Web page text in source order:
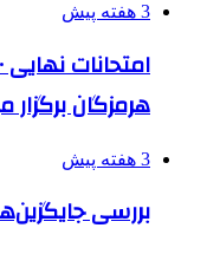
3 هفته پیش
هرمزگان
3 هفته پیش
بررسی